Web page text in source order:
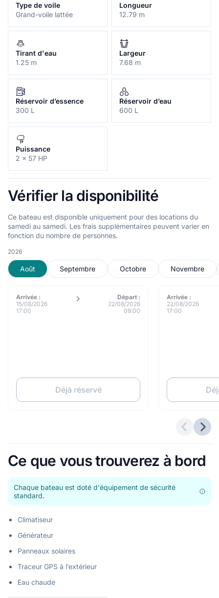
Type de voile
Grand-voile lattée
Longueur
12.79 m
Tirant d'eau
1.25 m
Largeur
7.68 m
Réservoir d’essence
300 L
Réservoir d’eau
600 L
Puissance
2 x 57 HP
Vérifier la disponibilité
Ce bateau est disponible uniquement pour des locations du
samedi au samedi. Les frais supplémentaires peuvent varier en
fonction du nombre de personnes.
2026
Août Septembre Octobre Novembre
Arrivée :
15/08/2026
17:00
Départ :
22/08/2026
09:00
Déjà réservé
Arrivée :
22/08/2026
17:00
Ce que vous trouverez à bord
Chaque bateau est doté d'équipement de sécurité
standard.
Climatiseur
Générateur
Panneaux solaires
Traceur GPS à l’extérieur
Eau chaude